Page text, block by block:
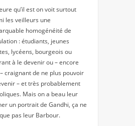
qu’il est on voit surtout
les veilleurs une
homogénéité de
: étudiants, jeunes
lycéens, bourgeois ou
à le devenir ou – encore
craignant de ne plus pouvoir
– et très probablement
Mais on a beau leur
un portrait de Gandhi, ça ne
pas leur Barbour.